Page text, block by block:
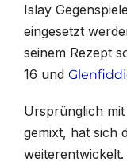
Islay
eingesetzt
seinem Rezept
16 und
Ursprünglich
gemixt, hat sich